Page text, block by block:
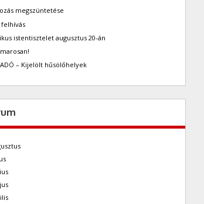
megszüntetése
felhívás
istentisztelet augusztus 20-án
– Kijelölt hűsölőhelyek